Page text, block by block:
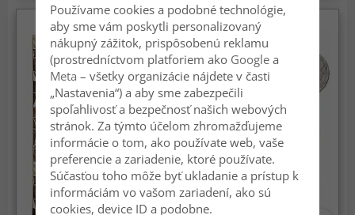
Novinka
Používame cookies a podobné technológie,
aby sme vám poskytli personalizovaný
nákupný zážitok, prispôsobenú reklamu
(prostredníctvom platforiem ako Googlea
Meta – všetky organizácie nájdete v časti
„Nastavenia“) a aby sme zabezpečili
spoľahlivosť a bezpečnosť našich webových
stránok. Za týmto účelom zhromažďujeme
informácie o tom, ako používate web, vaše
preferencie a zariadenie, ktoré používate.
Súčasťou toho môže byť ukladanie a prístup k
informáciám vo vašom zariadení, ako sú
cookies, device ID a podobne.